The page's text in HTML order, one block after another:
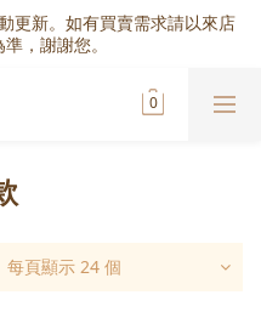
更新。如有買賣需求請以來店
，謝謝您。
每頁顯示 24 個